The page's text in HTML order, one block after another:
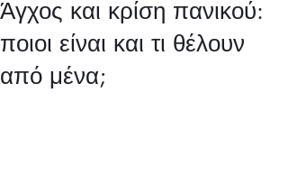
Άγχος και κρίση πανικού:
ποιοι είναι και τι θέλουν
από μένα;